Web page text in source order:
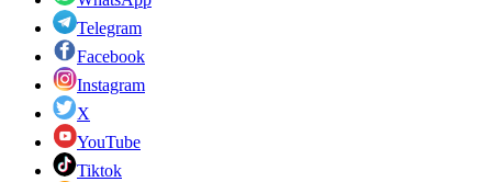
Telegram
Facebook
Instagram
X
YouTube
Tiktok